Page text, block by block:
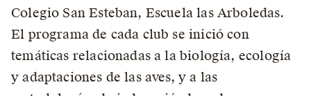
Colegio San Esteban, Escuela las Arboledas.
El programa de cada club se inició con
temáticas relacionadas a la biología, ecología
y adaptaciones de las aves, y a las